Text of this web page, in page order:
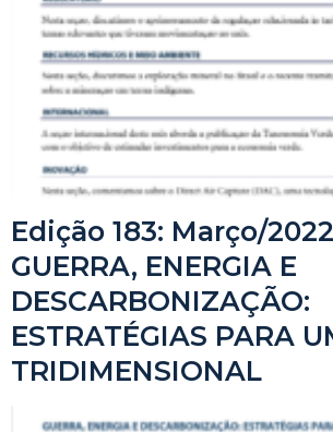
Edição 183: Março/
GUERRA, ENERGIA E
DESCARBONIZAÇÃO:
ESTRATÉGIAS PARA
TRIDIMENSIONAL